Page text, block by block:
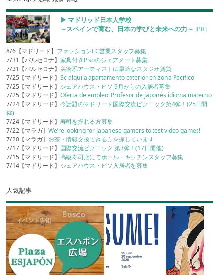
▶︎ マドリッド日本人学校
～スペインで育む、日本の学びと未来への力～ [PR]
8/6【マドリード】 ファッションEC営業スタッフ募集
7/31【バルセロナ】家具付きPisoのシェアメート募集
7/31【バルセロナ】美術系アーティストに最適なスタジオ賃貸
7/25【マドリード】Se alquila apartamento exterior en zona Pacifico
7/25【マドリード】 シェアハウス・ピソ 9月からの入居者募集
7/25【マドリード】Oferta de empleo: Profesor de japonés idioma materno
7/24【マドリード】今話題のマドリード国際交流ピクニック第4弾！(25日開
催)
7/24【マドリード】寿司を握れる方募集
7/22【マラガ】We’re looking for Japanese gamers to test video games!
7/20【マラガ】 お茶・情報交換できる方を探しています
7/17【マドリード】 国際交流ピクニック 第3弾！(17日開催)
7/15【マドリード】高級寿司店にてホール・キッチンスタッフ募集
7/14【マドリード】 シェアハウス・ピソ入居者を募集
人気記事